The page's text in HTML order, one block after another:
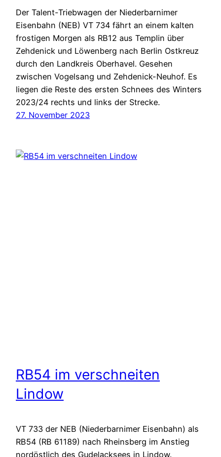
Der Talent-Triebwagen der Niederbarnimer
Eisenbahn (NEB) VT 734 fährt an einem kalten
frostigen Morgen als RB12 aus Templin über
Zehdenick und Löwenberg nach Berlin Ostkreuz
durch den Landkreis Oberhavel. Gesehen
zwischen Vogelsang und Zehdenick-Neuhof. Es
liegen die Reste des ersten Schnees des Winters
2023/24 rechts und links der Strecke.
27. November 2023
RB54 im verschneiten
Lindow
VT 733 der NEB (Niederbarnimer Eisenbahn) als
RB54 (RB 61189) nach Rheinsberg im Anstieg
nordöstlich des Gudelacksees in Lindow.